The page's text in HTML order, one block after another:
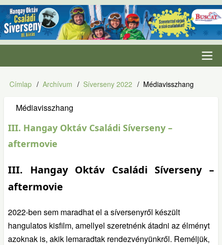
Ugrás
a
tartalomra
Fő
Morzsa
Címlap Archívum Síverseny 2022 Médiavisszhang
Médiavisszhang
III. Hangay Oktáv Családi Síverseny –
aftermovie
III. Hangay Oktáv Családi Síverseny –
aftermovie
2022-ben sem maradhat el a síversenyről készült
hangulatos kisfilm, amellyel szeretnénk átadni az élményt
azoknak is, akik lemaradtak rendezvényünkről. Reméljük,